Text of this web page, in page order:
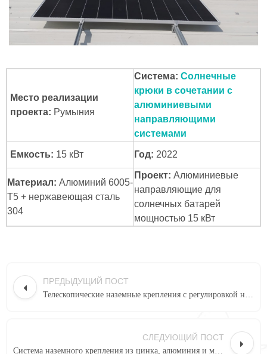
Место реализации
проекта: Румыния
Система: Солнечные
крюки в сочетании с
алюминиевыми
направляющими
системами
Емкость: 15 кВт Год: 2022
Материал: Алюминий 6005-
T5 + нержавеющая сталь
304
Проект: Алюминиевые
направляющие для
солнечных батарей
мощностью 15 кВт
ПРЕДЫДУЩИЙ ПОСТ
Телескопические наземные крепления с регулировкой наклона в Румынии |Art Sign
СЛЕДУЮЩИЙ ПОСТ
Система наземного крепления из цинка, алюминия и магния мощностью 2 МВт | Художественная вывеска